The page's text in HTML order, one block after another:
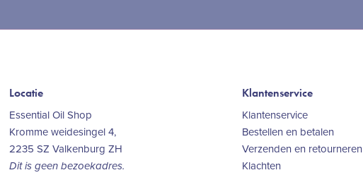
Locatie
Essential Oil Shop
Kromme weidesingel 4,
2235 SZ Valkenburg ZH
Dit is geen bezoekadres.
Klantenservice
Klantenservice
Bestellen en betalen
Verzenden en retourneren
Klachten